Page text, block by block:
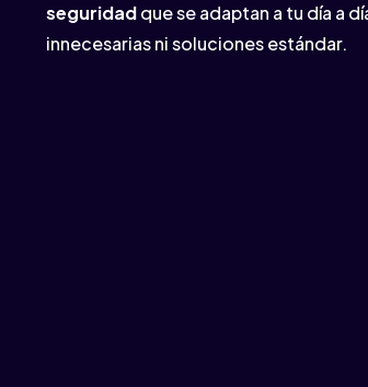
seguridadque se adaptan a tu día a
innecesarias ni soluciones estándar.